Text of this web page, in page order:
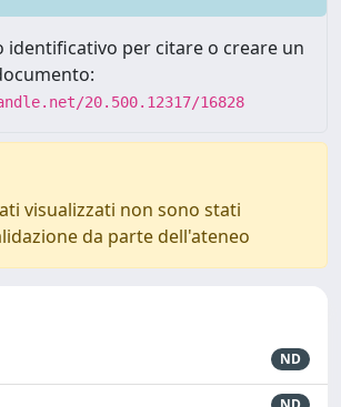
identificativo per citare o creare un
20.500.12317/16828
visualizzati non sono stati
da parte dell'ateneo
ND